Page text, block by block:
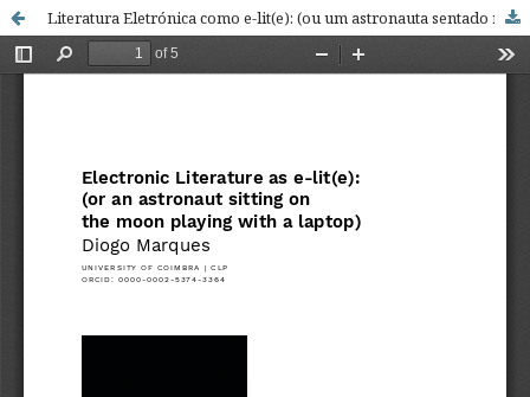
Literatura Eletrónica como e-lit(e): (ou um astronauta sentado na lua a brincar com um portátil)